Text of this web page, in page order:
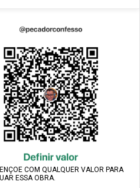
COM QUALQUER VALOR PARA
ESSA OBRA.